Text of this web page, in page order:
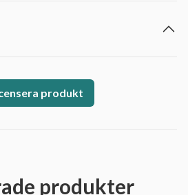
produkt
produkter